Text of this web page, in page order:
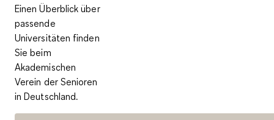
Einen Überblick über
passende
Universitäten finden
Sie beim
Akademischen
Verein der Senioren
in Deutschland.